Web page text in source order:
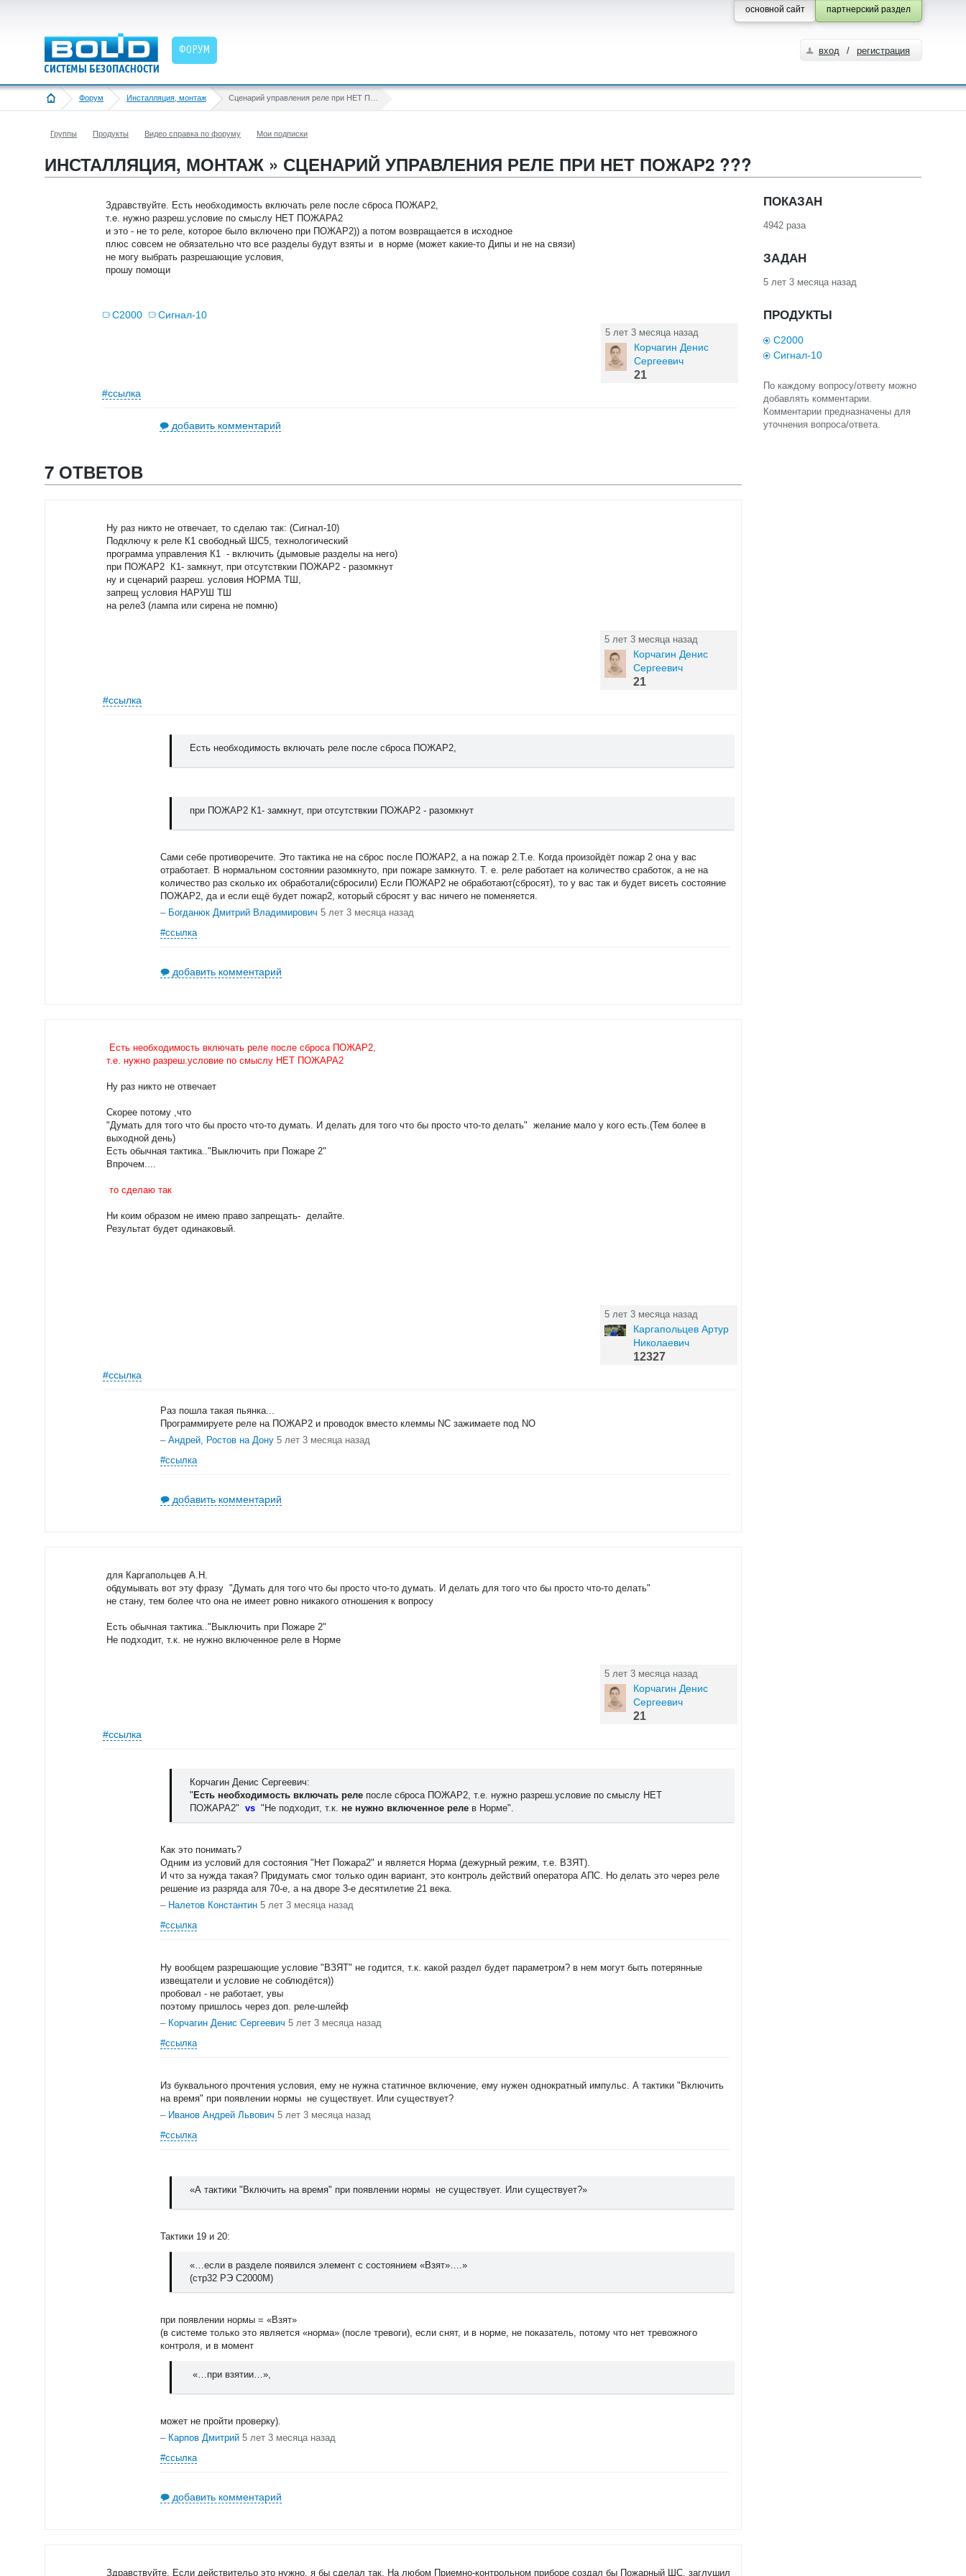
партнерский раздел
основной сайт
ФОРУМ вход / регистрация
Форум Инсталляция, монтаж
Группы Продукты Видео справка по форуму Мои подписки
ИНСТАЛЛЯЦИЯ, МОНТАЖ » СЦЕНАРИЙ УПРАВЛЕНИЯ РЕЛЕ ПРИ НЕТ ПОЖАР2 ???
Здравствуйте. Есть необходимость включать реле после сброса ПОЖАР2,
т.е. нужно разреш.условие по смыслу НЕТ ПОЖАРА2
и это - не то реле, которое было включено при ПОЖАР2)) а потом возвращается в исходное
плюс совсем не обязательно что все разделы будут взяты и в норме (может какие-то Дипы и не на связи)
не могу выбрать разрешающие условия,
прошу помощи
С2000 Сигнал-10
5 лет 3 месяца назад
Корчагин Денис
Сергеевич
21
#ссылка
добавить комментарий
7 ОТВЕТОВ
Ну раз никто не отвечает, то сделаю так: (Сигнал-10)
Подключу к реле К1 свободный ШС5, технологический
программа управления К1 - включить (дымовые разделы на него)
при ПОЖАР2 К1- замкнут, при отсутствкии ПОЖАР2 - разомкнут
ну и сценарий разреш. условия НОРМА ТШ,
запрещ условия НАРУШ ТШ
на реле3 (лампа или сирена не помню)
5 лет 3 месяца назад
Корчагин Денис
Сергеевич
21
#ссылка
Есть необходимость включать реле после сброса ПОЖАР2,
при ПОЖАР2 К1- замкнут, при отсутствкии ПОЖАР2 - разомкнут
Сами себе противоречите. Это тактика не на сброс после ПОЖАР2, а на пожар 2.Т.е. Когда произойдёт пожар 2 она у вас
отработает. В нормальном состоянии разомкнуто, при пожаре замкнуто. Т. е. реле работает на количество сработок, а не на
количество раз сколько их обработали(сбросили) Если ПОЖАР2 не обработают(сбросят), то у вас так и будет висеть состояние
ПОЖАР2, да и если ещё будет пожар2, который сбросят у вас ничего не поменяется.
– Богданюк Дмитрий Владимирович 5 лет 3 месяца назад
#ссылка
добавить комментарий
Есть необходимость включать реле после сброса ПОЖАР2,
т.е. нужно разреш.условие по смыслу НЕТ ПОЖАРА2
Ну раз никто не отвечает
Скорее потому ,что
"Думать для того что бы просто что-то думать. И делать для того что бы просто что-то делать" желание мало у кого есть.(Тем более в
выходной день)
Есть обычная тактика.."Выключить при Пожаре 2"
Впрочем....
то сделаю так
Ни коим образом не имею право запрещать- делайте.
Результат будет одинаковый.​
5 лет 3 месяца назад
Каргапольцев Артур
Николаевич
12327
#ссылка
Раз пошла такая пьянка...
Программируете реле на ПОЖАР2 и проводок вместо клеммы NC зажимаете под NO
– Андрей, Ростов на Дону 5 лет 3 месяца назад
#ссылка
добавить комментарий
для Каргапольцев А.Н.
обдумывать вот эту фразу "Думать для того что бы просто что-то думать. И делать для того что бы просто что-то делать"
не стану, тем более что она не имеет ровно никакого отношения к вопросу
Есть обычная тактика.."Выключить при Пожаре 2"
Не подходит, т.к. не нужно включенное реле в Норме
5 лет 3 месяца назад
Корчагин Денис
Сергеевич
21
#ссылка
Корчагин Денис Сергеевич:
" Есть необходимость включать реле после сброса ПОЖАР2, т.е. нужно разреш.условие по смыслу НЕТ
ПОЖАРА2" vs "Не подходит, т.к. не нужно включенное реле в Норме".
Как это понимать?
Одним из условий для состояния "Нет Пожара2" и является Норма (дежурный режим, т.е. ВЗЯТ).
И что за нужда такая? Придумать смог только один вариант, это контроль действий оператора АПС. Но делать это через реле
решение из разряда аля 70-е, а на дворе 3-е десятилетие 21 века.
– Налетов Константин 5 лет 3 месяца назад
#ссылка
Ну вообщем разрешающие условие "ВЗЯТ" не годится, т.к. какой раздел будет параметром? в нем могут быть потерянные
извещатели и условие не соблюдётся))
пробовал - не работает, увы
поэтому пришлось через доп. реле-шлейф
– Корчагин Денис Сергеевич 5 лет 3 месяца назад
#ссылка
Из буквального прочтения условия, ему не нужна статичное включение, ему нужен однократный импульс. А тактики "Включить
на время" при появлении нормы не существует. Или существует?
– Иванов Андрей Львович 5 лет 3 месяца назад
#ссылка
«А тактики "Включить на время" при появлении нормы не существует. Или существует?»
Тактики 19 и 20:
«…если в разделе появился элемент с состоянием «Взят»….»
(стр32 РЭ С2000М)
при появлении нормы = «Взят»
(в системе только это является «норма» (после тревоги), если снят, и в норме, не показатель, потому что нет тревожного
контроля, и в момент
«…при взятии…»,
может не пройти проверку).
– Карпов Дмитрий 5 лет 3 месяца назад
#ссылка
добавить комментарий
Здравствуйте. Если действительо это нужно, я бы сделал так. На любом Приемно-контрольном приборе создал бы Пожарный ШС, заглушил
ПОКАЗАН
4942 раза
ЗАДАН
5 лет 3 месяца назад
ПРОДУКТЫ
С2000
Сигнал-10
По каждому вопросу/ответу можно
добавлять комментарии.
Комментарии предназначены для
уточнения вопроса/ответа.